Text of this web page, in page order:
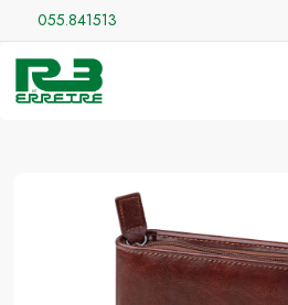
055.841513